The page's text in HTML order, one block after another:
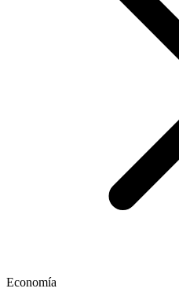
Economía